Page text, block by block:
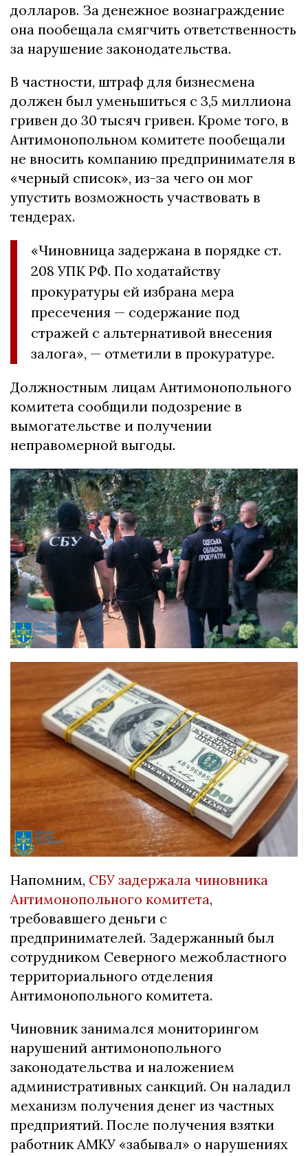
долларов. За денежное вознаграждение
она пообещала смягчить ответственность
за нарушение законодательства.
В частности, штраф для бизнесмена
должен был уменьшиться с 3,5 миллиона
гривен до 30 тысяч гривен. Кроме того, в
Антимонопольном комитете пообещали
не вносить компанию предпринимателя в
«черный список», из-за чего он мог
упустить возможность участвовать в
тендерах.
«Чиновница задержана в порядке ст.
208 УПК РФ. По ходатайству
прокуратуры ей избрана мера
пресечения — содержание под
стражей с альтернативой внесения
залога», — отметили в прокуратуре.
Должностным лицам Антимонопольного
комитета сообщили подозрение в
вымогательстве и получении
неправомерной выгоды.
Напомним, СБУ задержала чиновника
Антимонопольного комитета,
требовавшего деньги с
предпринимателей. Задержанный был
сотрудником Северного межобластного
территориального отделения
Антимонопольного комитета.
Чиновник занимался мониторингом
нарушений антимонопольного
законодательства и наложением
административных санкций. Он наладил
механизм получения денег из частных
предприятий. После получения взятки
работник АМКУ «забывал» о нарушениях